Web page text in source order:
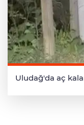
Uludağ'da aç